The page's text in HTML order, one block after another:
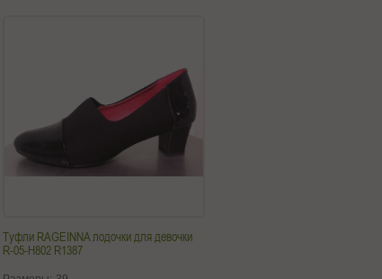
Туфли RAGEINNA лодочки для девочки
R-05-H802 R1387